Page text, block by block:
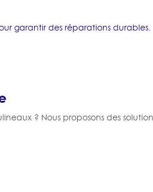
garantir des réparations durables.
? Nous proposons des